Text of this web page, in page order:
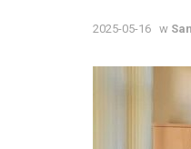
2025-05-16 w